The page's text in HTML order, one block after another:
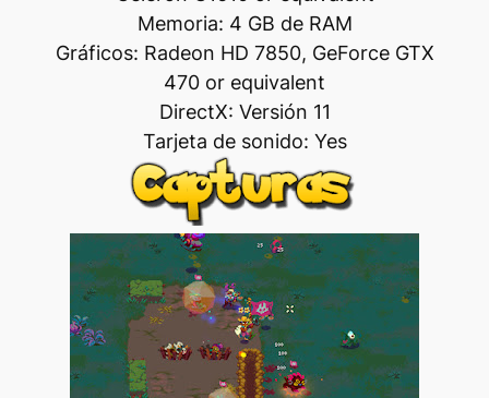
Memoria: 4 GB de RAM
Gráficos: Radeon HD 7850, GeForce GTX
470 or equivalent
DirectX: Versión 11
Tarjeta de sonido: Yes